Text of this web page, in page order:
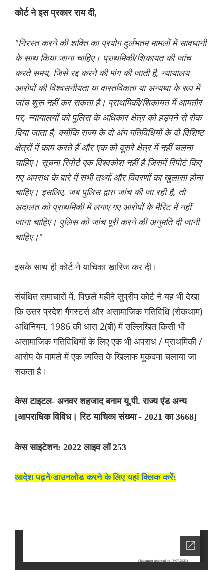
कोर्ट ने इस प्रकार राय दी,
"निरस्त करने की शक्ति का प्रयोग दुर्लभतम मामलों में सावधानी
के साथ किया जाना चाहिए। प्राथमिकी/शिकायत की जांच
करते समय, जिसे रद्द करने की मांग की जाती है, न्यायालय
आरोपों की विश्वसनीयता या वास्तविकता या अन्यथा के रूप में
जांच शुरू नहीं कर सकता है। प्राथमिकी/शिकायत में आमतौर
पर, न्यायालयों को पुलिस के अधिकार क्षेत्र को हड़पने से रोक
दिया जाता है, क्योंकि राज्य के दो अंग गतिविधियों के दो विशिष्ट
क्षेत्रों में काम करते हैं और एक को दूसरे क्षेत्र में नहीं चलना
चाहिए। सूचना रिपोर्ट एक विश्वकोश नहीं है जिसमें रिपोर्ट किए
गए अपराध के बारे में सभी तथ्यों और विवरणों का खुलासा होना
चाहिए। इसलिए, जब पुलिस द्वारा जांच की जा रही है, तो
अदालत को प्राथमिकी में लगाए गए आरोपों के मैरिट में नहीं
जाना चाहिए। पुलिस को जांच पूरी करने की अनुमति दी जानी
चाहिए।"
इसके साथ ही कोर्ट ने याचिका खारिज कर दी।
संबंधित समाचारों में, पिछले महीने सुप्रीम कोर्ट ने यह भी देखा
कि उत्तर प्रदेश गैंगस्टर्स और असामाजिक गतिविधि (रोकथाम)
अधिनियम, 1986 की धारा 2(बी) में उल्लिखित किसी भी
असामाजिक गतिविधियों के लिए एक भी अपराध / प्राथमिकी /
आरोप के मामले में एक व्यक्ति के खिलाफ मुकदमा चलाया जा
सकता है।
केस टाइटल- अनवर शहजाद बनाम यू.पी. राज्य एंड अन्य
[आपराधिक विविध। रिट याचिका संख्या - 2021 का 3668]
केस साइटेशन: 2022 लाइव लॉ 253
आदेश पढ़ने/डाउनलोड करने के लिए यहां क्लिक करें: